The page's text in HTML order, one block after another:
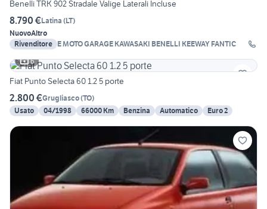
Benelli TRK 902 Stradale Valige Laterali Incluse
8.790 €Latina (LT)
NuovoAltro
Rivenditore E MOTO GARAGE KAWASAKI BENELLI KEEWAY FANTIC
6
Fiat Punto Selecta 60 1.2 5 porte
2.800 €Grugliasco(TO)
Usato
04/1998 66000 Km Benzina Automatico Euro 2